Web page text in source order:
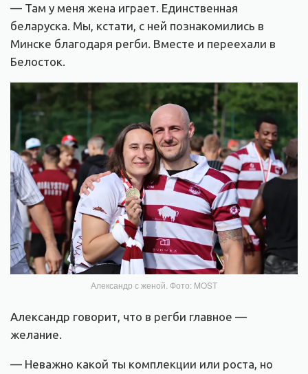
— Там у меня жена играет. Единственная
беларуска. Мы, кстати, с ней познакомились в
Минске благодаря регби. Вместе и переехали в
Белосток.
Александр с женой. Фото: MOST
Александр говорит, что в регби главное —
желание.
— Неважно какой ты комплекции или роста, но